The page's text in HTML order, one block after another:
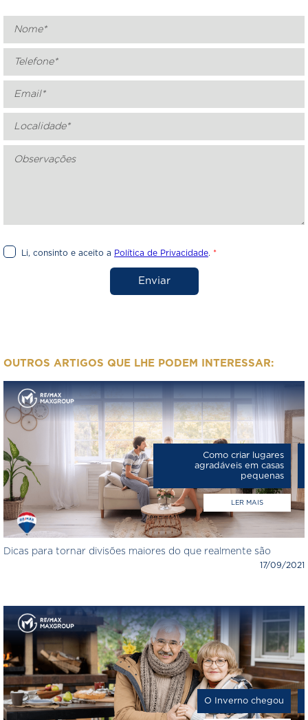
Li, consinto e aceito a Política de Privacidade. *
Enviar
OUTROS ARTIGOS QUE LHE PODEM INTERESSAR:
Como criar lugares
agradáveis em casas
pequenas
LER MAIS
Dicas para tornar divisões maiores do que realmente são
17/09/2021
O Inverno chegou